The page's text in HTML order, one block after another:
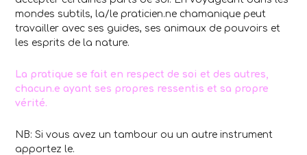
mondes subtils, la/le praticien.ne chamanique peut
travailler avec ses guides, ses animaux de pouvoirs et
les esprits de la nature.
La pratique se fait en respect de soi et des autres,
chacun.e ayant ses propres ressentis et sa propre
vérité.
NB: Si vous avez un tambour ou un autre instrument
apportez le.